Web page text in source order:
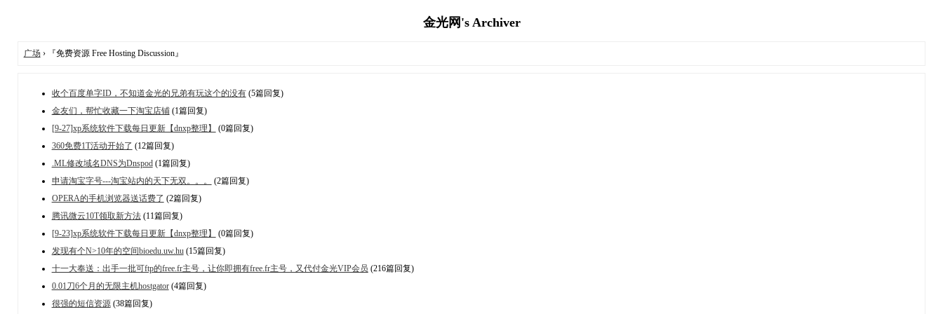
金光网's Archiver
广场 › 『免费资源 Free Hosting Discussion』
收个百度单字ID，不知道金光的兄弟有玩这个的没有(5篇回复)
金友们，帮忙收藏一下淘宝店铺(1篇回复)
[9-27]xp系统软件下载每日更新【dnxp整理】
(0篇回复)
360免费1T活动开始了 (12篇回复)
.ML修改域名DNS为Dnspod(1篇回复)
申请淘宝字号---淘宝站内的天下无双。。。
(2篇回复)
OPERA的手机浏览器送话费了 (2篇回复)
腾讯微云10T领取新方法(11篇回复)
[9-23]xp系统软件下载每日更新【dnxp整理】
(0篇回复)
发现有个N>10年的空间bioedu.uw.hu(15篇回复)
十一大奉送：出手一批可ftp的free.fr主号，让你即拥有free.fr主号，又代付金光VIP会员 (216篇回复)
0.01刀6个月的无限主机hostgator(4篇回复)
很强的短信资源(38篇回复)